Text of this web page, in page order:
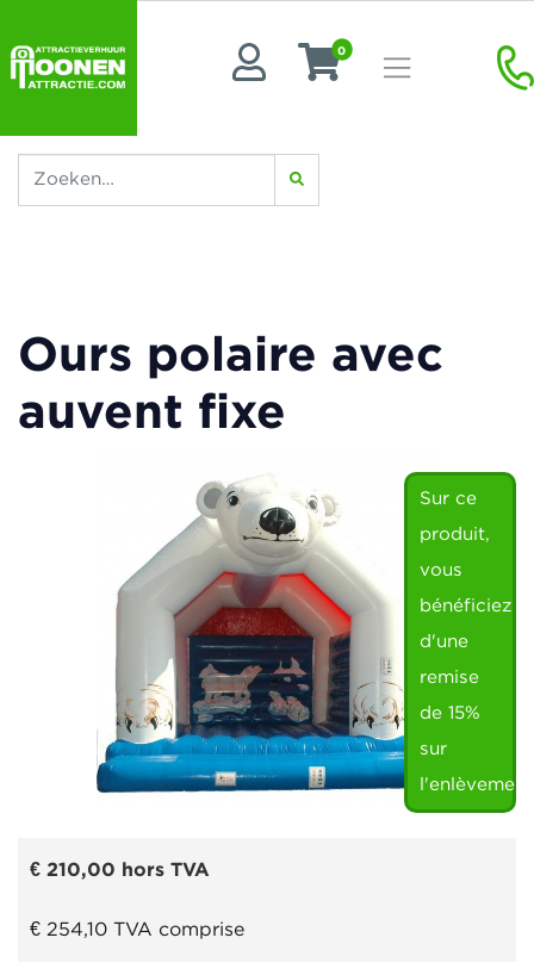
0
Ours polaire avec
auvent fixe
Sur ce
produit,
vous
bénéficiez
d'une
remise
de 15%
sur
€ 210,00 hors TVA
€ 254,10 TVA comprise